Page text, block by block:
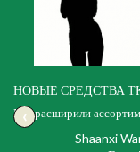
НОВЫЕ СРЕДСТВА
Мы расширили
‹
Shaanxi